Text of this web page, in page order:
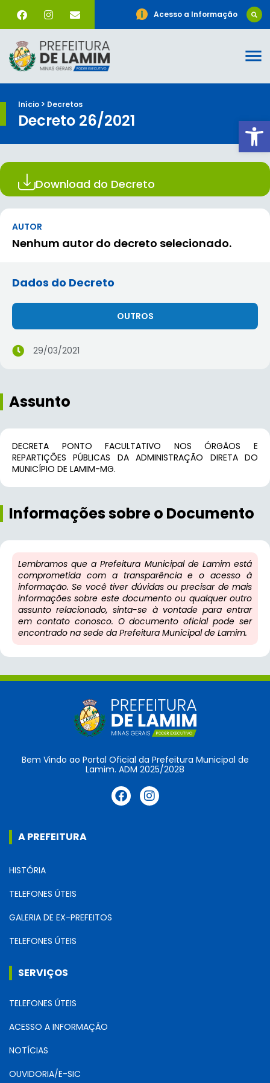
Acesso a Informação
Início > Decretos
Decreto 26/2021
Download do Decreto
AUTOR
Nenhum autor do decreto selecionado.
Dados do Decreto
OUTROS
29/03/2021
Assunto
DECRETA PONTO FACULTATIVO NOS ÓRGÃOS E
REPARTIÇÕES PÚBLICAS DA ADMINISTRAÇÃO DIRETA DO
MUNICÍPIO DE LAMIM-MG.
Informações sobre o Documento
Lembramos que a Prefeitura Municipal de Lamim está
comprometida com a transparência e o acesso à
informação. Se você tiver dúvidas ou precisar de mais
informações sobre este documento ou qualquer outro
assunto relacionado, sinta-se à vontade para entrar
em contato conosco. O documento oficial pode ser
encontrado na sede da Prefeitura Municipal de Lamim.
Bem Vindo ao Portal Oficial da Prefeitura Municipal de
Lamim. ADM 2025/2028
A PREFEITURA
HISTÓRIA
TELEFONES ÚTEIS
GALERIA DE EX-PREFEITOS
TELEFONES ÚTEIS
SERVIÇOS
TELEFONES ÚTEIS
ACESSO A INFORMAÇÃO
NOTÍCIAS
OUVIDORIA/E-SIC